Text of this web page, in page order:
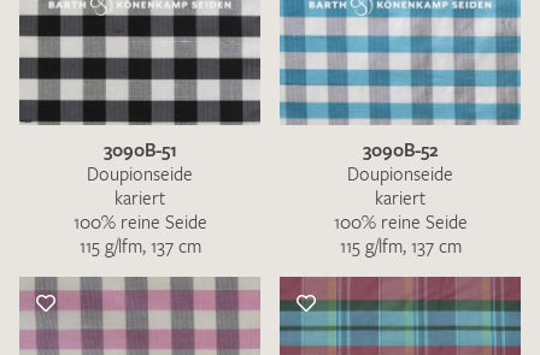
3090B-51
Doupionseide
kariert
100% reine Seide
115 g/lfm, 137 cm
3090B-52
Doupionseide
kariert
100% reine Seide
115 g/lfm, 137 cm